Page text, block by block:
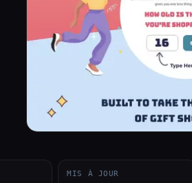
MIS À JOUR